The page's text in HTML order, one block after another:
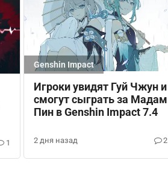
1
Genshin Impact
Игроки увидят Гуй Чжун и
смогут сыграть за Мадам
Пин в Genshin Impact 7.4
2 дня назад 2